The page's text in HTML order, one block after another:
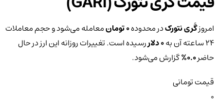
امروزگَری نتورکدر محدوده0 تومان
معامله می‌شود و حجم معاملات
۲۴ ساعته آن به
0 دلار
رسیده است. تغییرات روزانه این ارز در حال
حاضر0.0% گزارش می‌شود.
قیمت تومانی